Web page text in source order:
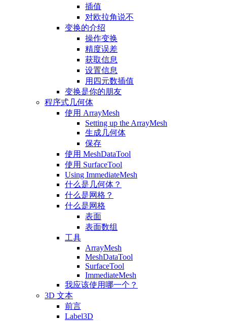
插值
对欧拉角说不
变换的介绍
操作变换
精度误差
获取信息
设置信息
用四元数插值
变换是你的朋友
程序式几何体
使用 ArrayMesh
Setting up the ArrayMesh
生成几何体
保存
使用 MeshDataTool
使用 SurfaceTool
Using ImmediateMesh
什么是几何体？
什么是网格？
什么是网格
表面
表面数组
工具
ArrayMesh
MeshDataTool
SurfaceTool
ImmediateMesh
我应该使用哪一个？
3D 文本
前言
Label3D